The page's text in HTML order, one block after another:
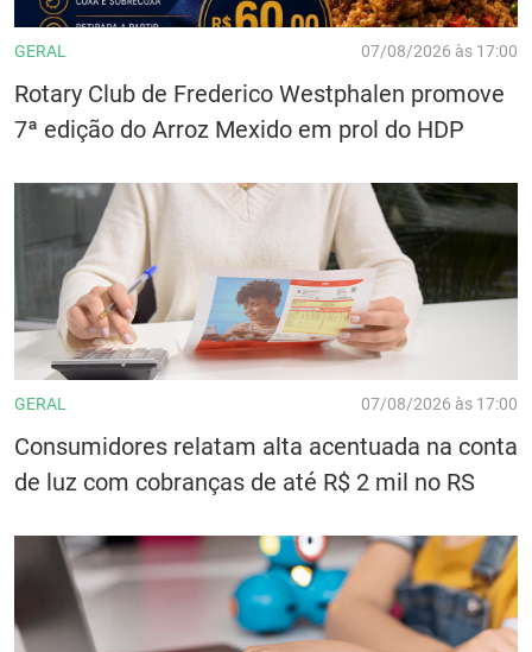
GERAL 07/08/2026 às 17:00
Rotary Club de Frederico Westphalen promove
7ª edição do Arroz Mexido em prol do HDP
GERAL 07/08/2026 às 17:00
Consumidores relatam alta acentuada na conta
de luz com cobranças de até R$ 2 mil no RS